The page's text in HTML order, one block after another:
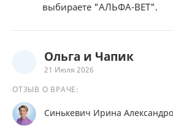
выбираете "АЛЬФА-ВЕТ".
Ольга и Чапик
21 Июля 2026
ОТЗЫВ О ВРАЧЕ:
Синькевич Ирина